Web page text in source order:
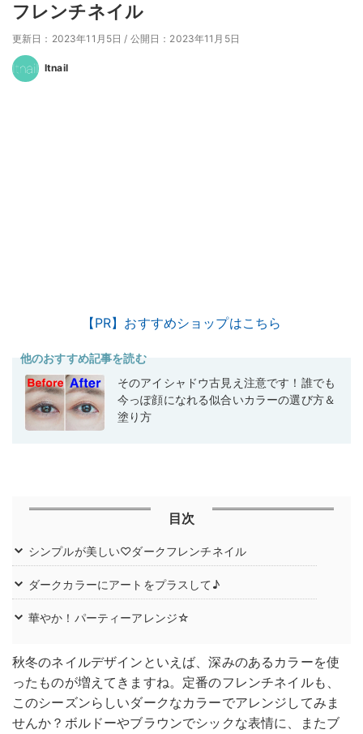
フレンチネイル
更新日：2023年11月5日 / 公開日：2023年11月5日
Itnail
【PR】おすすめショップはこちら
他のおすすめ記事を読む
そのアイシャドウ古見え注意です！誰でも
今っぽ顔になれる似合いカラーの選び方＆
塗り方
目次
シンプルが美しい♡ダークフレンチネイル
ダークカラーにアートをプラスして♪
華やか！パーティーアレンジ☆
秋冬のネイルデザインといえば、深みのあるカラーを使
ったものが増えてきますね。定番のフレンチネイルも、
このシーズンらしいダークなカラーでアレンジしてみま
せんか？ボルドーやブラウンでシックな表情に、またブ